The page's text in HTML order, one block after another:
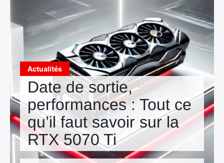
Actualités
Date de sortie,
performances : Tout ce
qu’il faut savoir sur la
RTX 5070 Ti
PC portable bureautique
PC portable gamer
Mac
Périphériques
BOUTIQUE